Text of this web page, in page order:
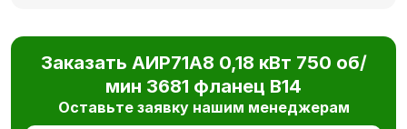
Заказать АИР71А8 0,18 кВт 750 об/
мин 3681 фланец В14
Оставьте заявку нашим менеджерам